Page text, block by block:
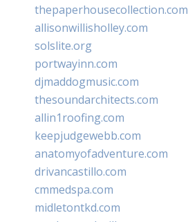
thepaperhousecollection.com
allisonwillisholley.com
solslite.org
portwayinn.com
djmaddogmusic.com
thesoundarchitects.com
allin1roofing.com
keepjudgewebb.com
anatomyofadventure.com
drivancastillo.com
cmmedspa.com
midletontkd.com